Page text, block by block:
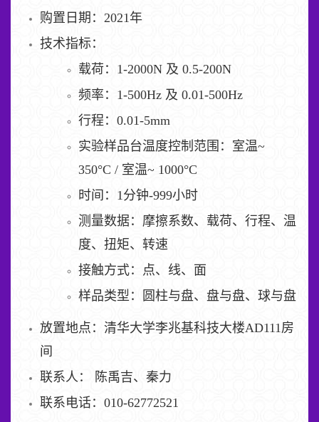
购置日期：2021年
技术指标：
载荷：1-2000N 及 0.5-200N
频率：1-500Hz 及 0.01-500Hz
行程：0.01-5mm
实验样品台温度控制范围：室温~
350°C / 室温~ 1000°C
时间：1分钟-999小时
测量数据：摩擦系数、载荷、行程、温
度、扭矩、转速
接触方式：点、线、面
样品类型：圆柱与盘、盘与盘、球与盘
放置地点：清华大学李兆基科技大楼AD111房
间
联系人： 陈禹吉、秦力
联系电话：010-62772521